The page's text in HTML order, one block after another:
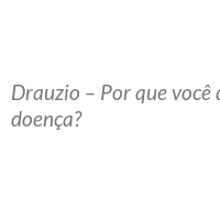
Drauzio – Por que
doença?